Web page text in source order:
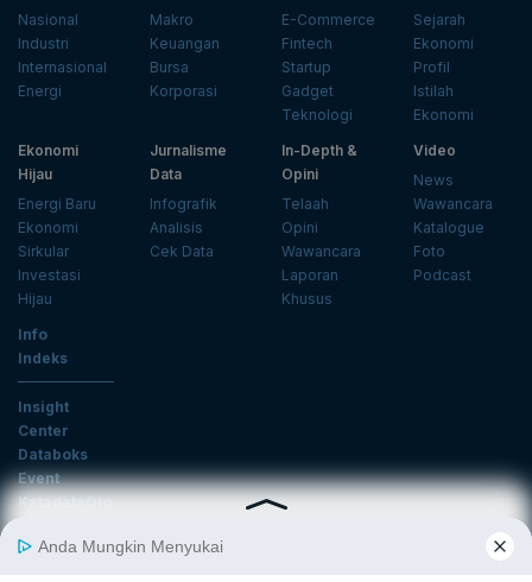
Nasional
Industri
Internasional
Energi
Makro
Keuangan
Bursa
Korporasi
E-Commerce
Fintech
Startup
Gadget
Teknologi
Sejarah
Ekonomi
Profil
Istilah
Ekonomi
Ekonomi
Hijau
Energi Baru
Ekonomi
Sirkular
Investasi
Hijau
Jurnalisme
Data
Infografik
Analisis
Cek Data
In-Depth &
Opini
Telaah
Opini
Wawancara
Laporan
Khusus
Video
News
Wawancara
Katalogue
Foto
Podcast
Info
Indeks
Insight
Center
Databoks
Event
KatadataOto